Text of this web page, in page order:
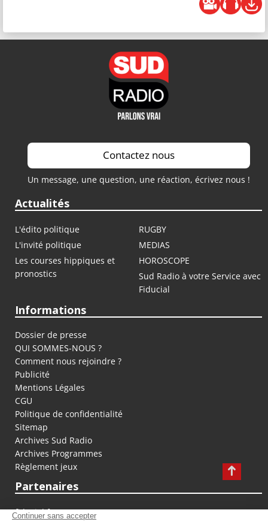
Contactez nous
Un message, une question, une réaction, écrivez nous !
Actualités
L'édito politique
RUGBY
L'invité politique
MEDIAS
Les courses hippiques et
pronostics
HOROSCOPE
Sud Radio à votre Service avec
Fiducial
Informations
Dossier de presse
QUI SOMMES-NOUS ?
Comment nous rejoindre ?
Publicité
Mentions Légales
CGU
Politique de confidentialité
Sitemap
Archives Sud Radio
Archives Programmes
Règlement jeux
Partenaires
fiducial.fr